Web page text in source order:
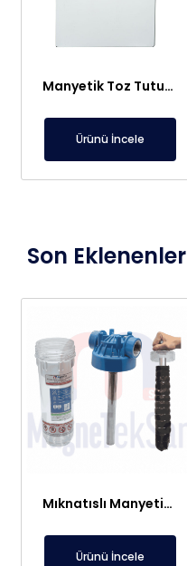
Manyetik Toz Tutucu – Tavana Kolay Montaj
Ürünü İncele
Son Eklenenler
Mıknatıslı Manyetik Tutucu Filtre Mıknatıs – Petek ve Kombi Temizliği
Ürünü İncele